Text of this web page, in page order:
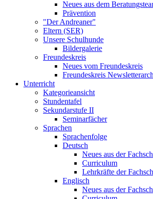
Neues aus dem
Prävention
"Der Andreaner"
Eltern (SER)
Unsere Schulhunde
Bildergalerie
Freundeskreis
Neues vom Freundeskreis
Freundeskreis
Unterricht
Kategorieansicht
Stundentafel
Sekundarstufe II
Seminarfächer
Sprachen
Sprachenfolge
Deutsch
Neues aus der
Curriculum
Lehrkräfte der
Englisch
Neues aus der